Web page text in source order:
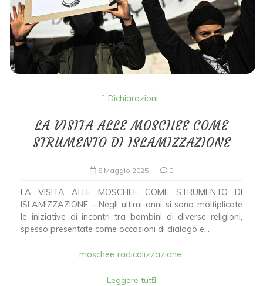
In Dichiarazioni
LA VISITA ALLE MOSCHEE COME
STRUMENTO DI ISLAMIZZAZIONE
8 Maggio 2025 0
LA VISITA ALLE MOSCHEE COME STRUMENTO DI
ISLAMIZZAZIONE – Negli ultimi anni si sono moltiplicate
le iniziative di incontri tra bambini di diverse religioni,
spesso presentate come occasioni di dialogo e...
moschee radicalizzazione
Leggere tutti